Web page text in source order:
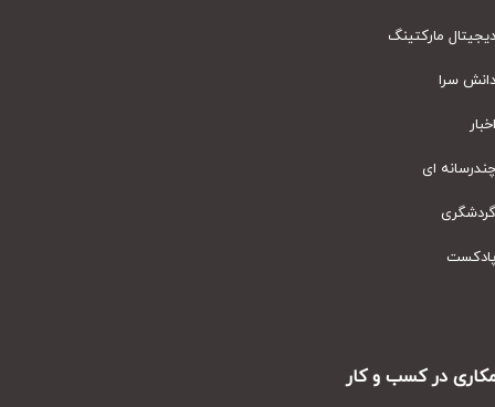
مارکتینگ
سرا
ای
در کسب و کار